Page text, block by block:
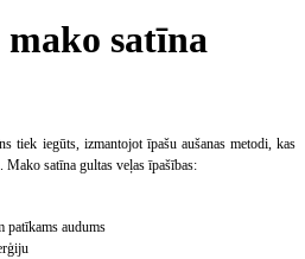
satīna
tiek iegūts, izmantojot īpašu aušanas metodi, kas
satīna gultas veļas īpašības:
patīkams audums